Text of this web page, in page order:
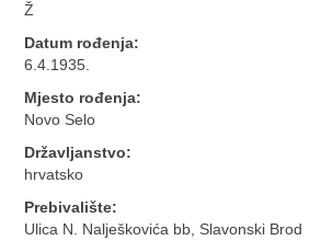
Ž
Datum rođenja:
6.4.1935.
Mjesto rođenja:
Novo Selo
Državljanstvo:
hrvatsko
Prebivalište:
Ulica N. Nalješkovića bb, Slavonski Brod